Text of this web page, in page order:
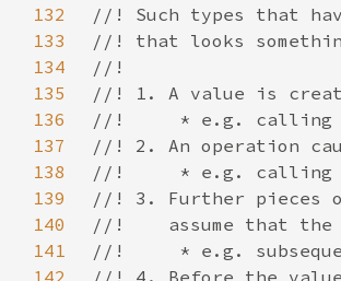
132
133
134
135
136
137
138
139
140
141
142